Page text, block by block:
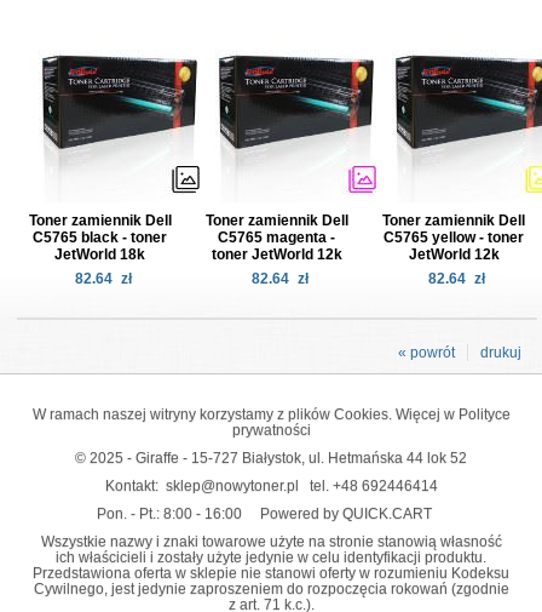
Toner zamiennik Dell
C5765 black - toner
JetWorld 18k
82.64 zł
Toner zamiennik Dell
C5765 magenta -
toner JetWorld 12k
82.64 zł
Toner zamiennik Dell
C5765 yellow - toner
JetWorld 12k
82.64 zł
drukuj
« powrót
W ramach naszej witryny korzystamy z plików Cookies. Więcej w Polityce
prywatności
© 2025 - Giraffe - 15-727 Białystok, ul. Hetmańska 44 lok 52
Kontakt: sklep@nowytoner.pl tel. +48 692446414
Pon. - Pt.: 8:00 - 16:00
Powered by QUICK.CART
Wszystkie nazwy i znaki towarowe użyte na stronie stanowią własność
ich właścicieli i zostały użyte jedynie w celu identyfikacji produktu.
Przedstawiona oferta w sklepie nie stanowi oferty w rozumieniu Kodeksu
Cywilnego, jest jedynie zaproszeniem do rozpoczęcia rokowań (zgodnie
z art. 71 k.c.).